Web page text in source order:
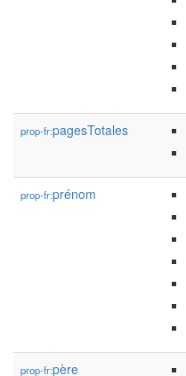
prop-fr:pagesTotales
prop-fr:prénom
prop-fr:père